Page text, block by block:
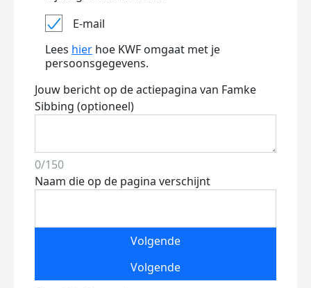
E-mail
Lees hier hoe KWF omgaat met je
persoonsgegevens.
Jouw bericht op de actiepagina van Famke
Sibbing (optioneel)
0/150
Naam die op de pagina verschijnt
Volgende
Volgende